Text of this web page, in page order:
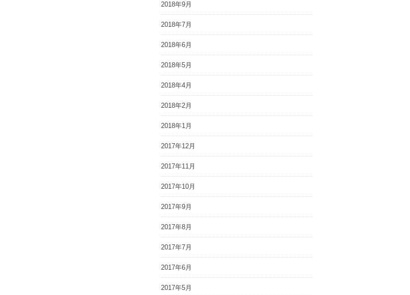
2018年9月
2018年7月
2018年6月
2018年5月
2018年4月
2018年2月
2018年1月
2017年12月
2017年11月
2017年10月
2017年9月
2017年8月
2017年7月
2017年6月
2017年5月